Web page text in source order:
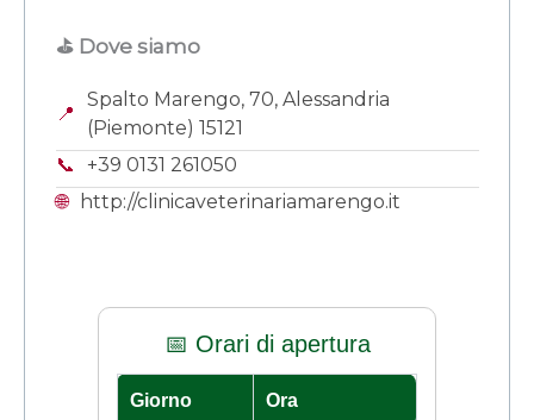
⛳ Dove siamo
📍
Spalto Marengo, 70, Alessandria
(Piemonte) 15121
📞
+39 0131 261050
🌐
http://clinicaveterinariamarengo.it
📅 Orari di apertura
Giorno Ora